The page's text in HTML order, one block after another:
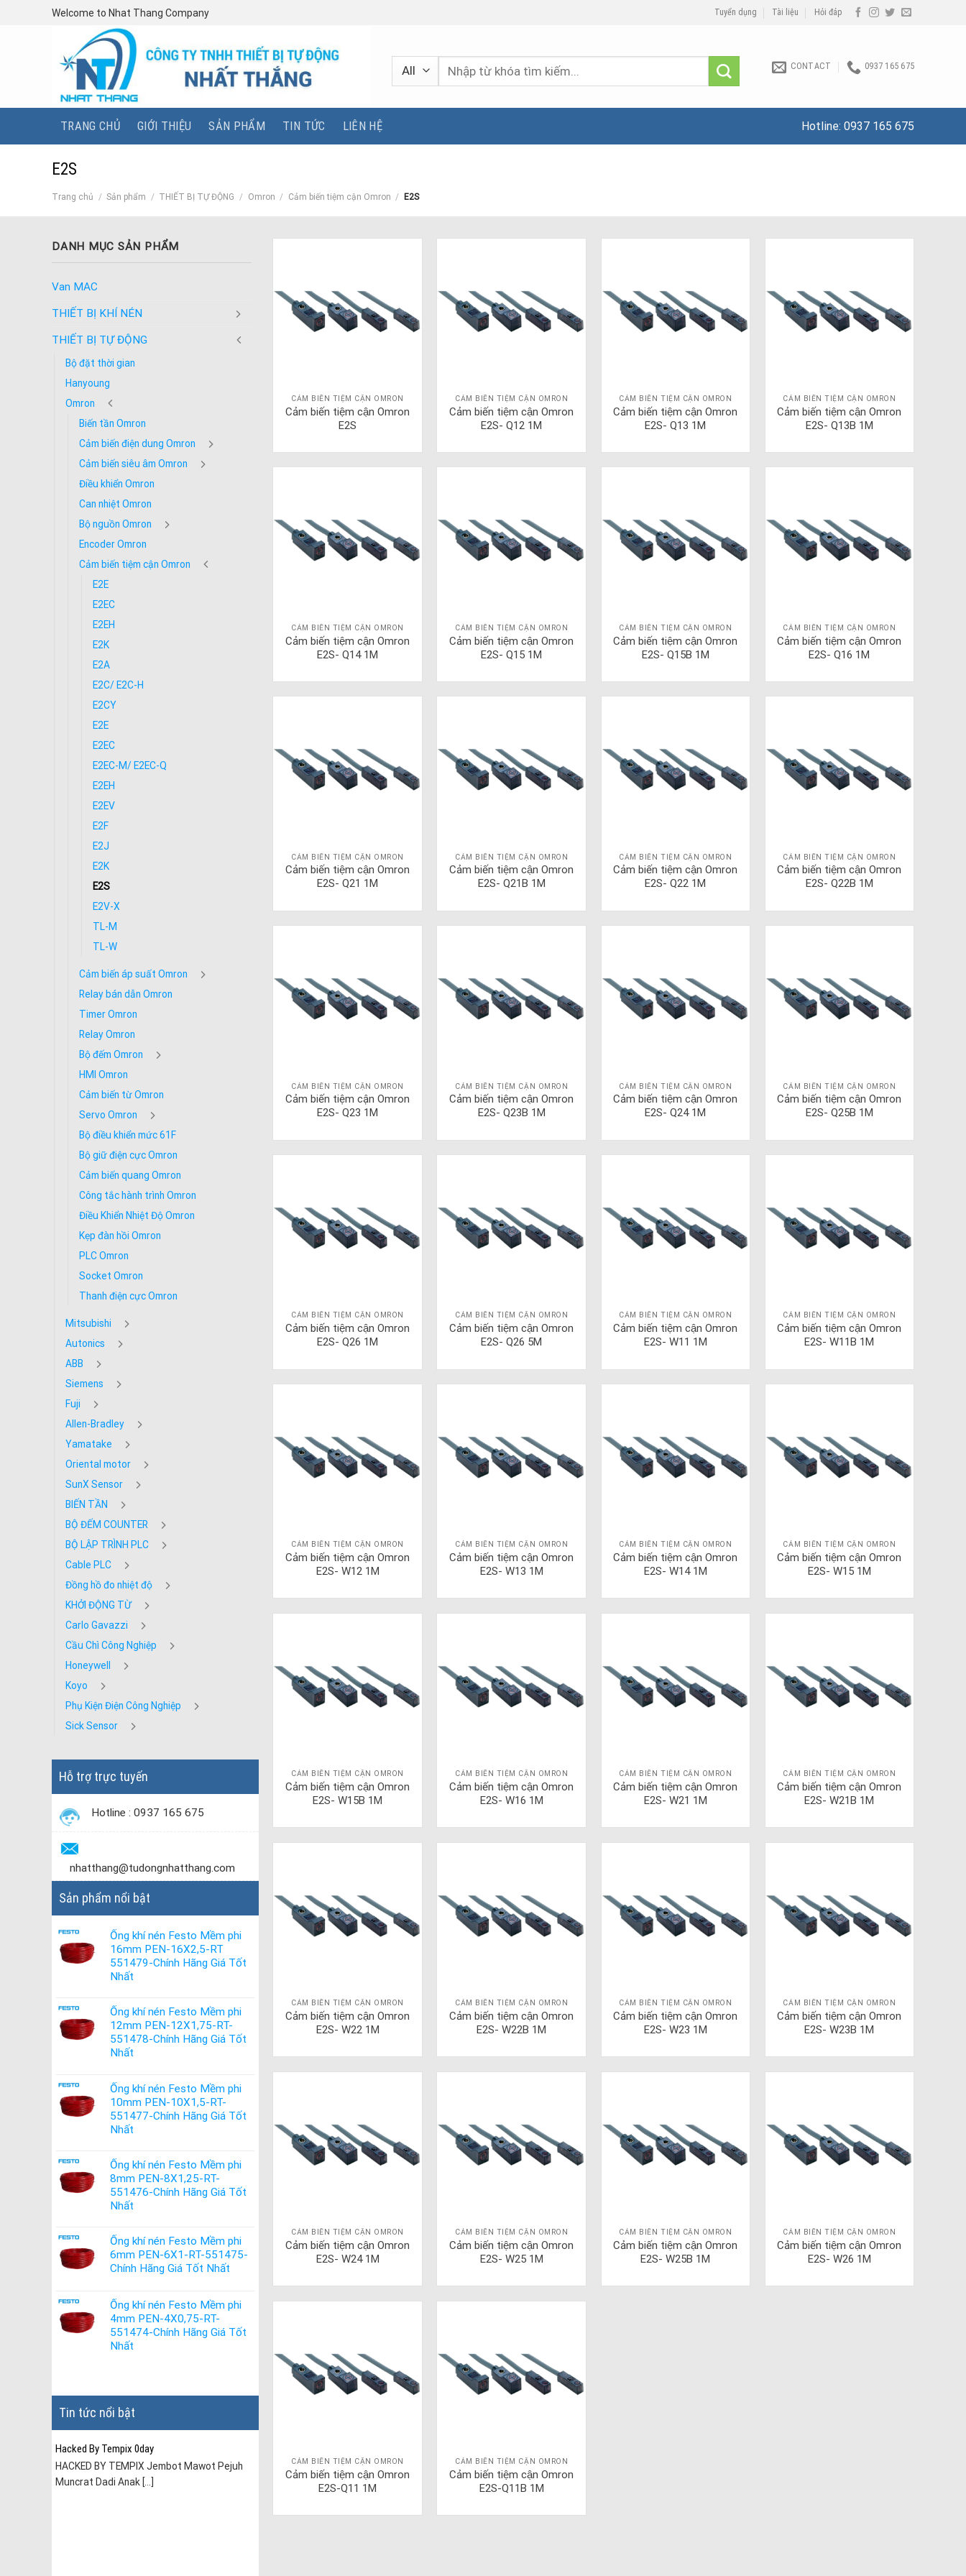
Welcome to Nhat Thang Company Tuyển dụng Tài liệu Hỏi đáp
Tìm
CONTACT 0937 165 675
TRANG CHỦ GIỚI THIỆU SẢN PHẨM TIN TỨC LIÊN HỆ Hotline: 0937 165 675
E2S
Trang chủ / Sản phẩm / THIẾT BỊ TỰ ĐỘNG / Omron / Cảm biến tiệm cận Omron / E2S
DANH MỤC SẢN PHẨM
Van MAC
THIẾT BỊ KHÍ NÉN
THIẾT BỊ TỰ ĐỘNG
Bộ đặt thời gian
Hanyoung
Omron
Biến tần Omron
Cảm biến điện dung Omron
Cảm biến siêu âm Omron
Điều khiển Omron
Can nhiệt Omron
Bộ nguồn Omron
Encoder Omron
Cảm biến tiệm cận Omron
E2E
E2EC
E2EH
E2K
E2A
E2C/ E2C-H
E2CY
E2E
E2EC
E2EC-M/ E2EC-Q
E2EH
E2EV
E2F
E2J
E2K
E2S
E2V-X
TL-M
TL-W
Cảm biến áp suất Omron
Relay bán dẫn Omron
Timer Omron
Relay Omron
Bộ đếm Omron
HMI Omron
Cảm biến từ Omron
Servo Omron
Bộ điều khiển mức 61F
Bộ giữ điện cực Omron
Cảm biến quang Omron
Công tắc hành trình Omron
Điều Khiển Nhiệt Độ Omron
Kẹp đàn hồi Omron
PLC Omron
Socket Omron
Thanh điện cực Omron
Mitsubishi
Autonics
ABB
Siemens
Fuji
Allen-Bradley
Yamatake
Oriental motor
SunX Sensor
BIẾN TẦN
BỘ ĐẾM COUNTER
BỘ LẬP TRÌNH PLC
Cable PLC
Đồng hồ đo nhiệt độ
KHỞI ĐỘNG TỪ
Carlo Gavazzi
Cầu Chì Công Nghiệp
Honeywell
Koyo
Phụ Kiện Điện Công Nghiệp
Sick Sensor
Hỗ trợ trực tuyến
Hotline : 0937 165 675
nhatthang@tudongnhatthang.com
Sản phẩm nổi bật
Ống khí nén Festo Mềm phi
16mm PEN-16X2,5-RT
551479-Chính Hãng Giá Tốt
Nhất
Ống khí nén Festo Mềm phi
12mm PEN-12X1,75-RT-
551478-Chính Hãng Giá Tốt
Nhất
Ống khí nén Festo Mềm phi
10mm PEN-10X1,5-RT-
551477-Chính Hãng Giá Tốt
Nhất
Ống khí nén Festo Mềm phi
8mm PEN-8X1,25-RT-
551476-Chính Hãng Giá Tốt
Nhất
Ống khí nén Festo Mềm phi
6mm PEN-6X1-RT-551475-
Chính Hãng Giá Tốt Nhất
Ống khí nén Festo Mềm phi
4mm PEN-4X0,75-RT-
551474-Chính Hãng Giá Tốt
Nhất
Tin tức nổi bật
Hacked By Tempix 0day
HACKED BY TEMPIX Jembot Mawot Pejuh
Muncrat Dadi Anak [...]
CẢM BIẾN TIỆM CẬN OMRON
Cảm biến tiệm cận Omron
E2S
CẢM BIẾN TIỆM CẬN OMRON
Cảm biến tiệm cận Omron
E2S- Q12 1M
CẢM BIẾN TIỆM CẬN OMRON
Cảm biến tiệm cận Omron
E2S- Q13 1M
CẢM BIẾN TIỆM CẬN OMRON
Cảm biến tiệm cận Omron
E2S- Q13B 1M
CẢM BIẾN TIỆM CẬN OMRON
Cảm biến tiệm cận Omron
E2S- Q14 1M
CẢM BIẾN TIỆM CẬN OMRON
Cảm biến tiệm cận Omron
E2S- Q15 1M
CẢM BIẾN TIỆM CẬN OMRON
Cảm biến tiệm cận Omron
E2S- Q15B 1M
CẢM BIẾN TIỆM CẬN OMRON
Cảm biến tiệm cận Omron
E2S- Q16 1M
CẢM BIẾN TIỆM CẬN OMRON
Cảm biến tiệm cận Omron
E2S- Q21 1M
CẢM BIẾN TIỆM CẬN OMRON
Cảm biến tiệm cận Omron
E2S- Q21B 1M
CẢM BIẾN TIỆM CẬN OMRON
Cảm biến tiệm cận Omron
E2S- Q22 1M
CẢM BIẾN TIỆM CẬN OMRON
Cảm biến tiệm cận Omron
E2S- Q22B 1M
CẢM BIẾN TIỆM CẬN OMRON
Cảm biến tiệm cận Omron
E2S- Q23 1M
CẢM BIẾN TIỆM CẬN OMRON
Cảm biến tiệm cận Omron
E2S- Q23B 1M
CẢM BIẾN TIỆM CẬN OMRON
Cảm biến tiệm cận Omron
E2S- Q24 1M
CẢM BIẾN TIỆM CẬN OMRON
Cảm biến tiệm cận Omron
E2S- Q25B 1M
CẢM BIẾN TIỆM CẬN OMRON
Cảm biến tiệm cận Omron
E2S- Q26 1M
CẢM BIẾN TIỆM CẬN OMRON
Cảm biến tiệm cận Omron
E2S- Q26 5M
CẢM BIẾN TIỆM CẬN OMRON
Cảm biến tiệm cận Omron
E2S- W11 1M
CẢM BIẾN TIỆM CẬN OMRON
Cảm biến tiệm cận Omron
E2S- W11B 1M
CẢM BIẾN TIỆM CẬN OMRON
Cảm biến tiệm cận Omron
E2S- W12 1M
CẢM BIẾN TIỆM CẬN OMRON
Cảm biến tiệm cận Omron
E2S- W13 1M
CẢM BIẾN TIỆM CẬN OMRON
Cảm biến tiệm cận Omron
E2S- W14 1M
CẢM BIẾN TIỆM CẬN OMRON
Cảm biến tiệm cận Omron
E2S- W15 1M
CẢM BIẾN TIỆM CẬN OMRON
Cảm biến tiệm cận Omron
E2S- W15B 1M
CẢM BIẾN TIỆM CẬN OMRON
Cảm biến tiệm cận Omron
E2S- W16 1M
CẢM BIẾN TIỆM CẬN OMRON
Cảm biến tiệm cận Omron
E2S- W21 1M
CẢM BIẾN TIỆM CẬN OMRON
Cảm biến tiệm cận Omron
E2S- W21B 1M
CẢM BIẾN TIỆM CẬN OMRON
Cảm biến tiệm cận Omron
E2S- W22 1M
CẢM BIẾN TIỆM CẬN OMRON
Cảm biến tiệm cận Omron
E2S- W22B 1M
CẢM BIẾN TIỆM CẬN OMRON
Cảm biến tiệm cận Omron
E2S- W23 1M
CẢM BIẾN TIỆM CẬN OMRON
Cảm biến tiệm cận Omron
E2S- W23B 1M
CẢM BIẾN TIỆM CẬN OMRON
Cảm biến tiệm cận Omron
E2S- W24 1M
CẢM BIẾN TIỆM CẬN OMRON
Cảm biến tiệm cận Omron
E2S- W25 1M
CẢM BIẾN TIỆM CẬN OMRON
Cảm biến tiệm cận Omron
E2S- W25B 1M
CẢM BIẾN TIỆM CẬN OMRON
Cảm biến tiệm cận Omron
E2S- W26 1M
CẢM BIẾN TIỆM CẬN OMRON
Cảm biến tiệm cận Omron
E2S-Q11 1M
CẢM BIẾN TIỆM CẬN OMRON
Cảm biến tiệm cận Omron
E2S-Q11B 1M